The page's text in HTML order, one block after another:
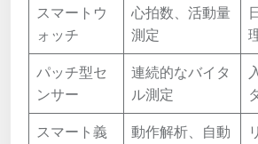
スマートウ
ォッチ
心拍数、活動量
測定
パッチ型セ
ンサー
連続的なバイタ
ル測定
スマート義
動作解析、自動